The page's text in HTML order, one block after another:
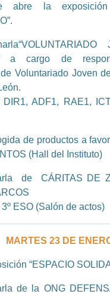
abre la exposición
a cargo de
Voluntariado Joven
DIR1, ADF1, RAE1,
de productos a
(Hall del Instituto)
de CÁRITAS DE
ESO (Salón de actos)
MARTES 23 DE
“ESPACIO
de la ONG